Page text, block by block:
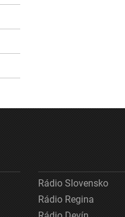
Rádio Slovensko
Rádio Regina